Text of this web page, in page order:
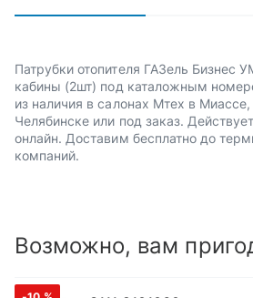
Патрубки отопителя ГАЗель Бизнес
кабины (2шт) под каталожным
из наличия в салонах Мтех в Миассе,
Челябинске или под заказ.
онлайн. Доставим бесплатно до
компаний.
Возможно, вам